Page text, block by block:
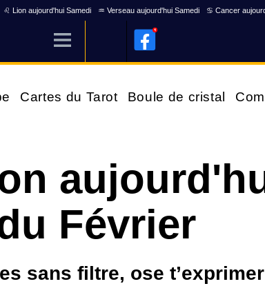
♌ Lion aujourd'hui Samedi ♒ Verseau aujourd'hui Samedi ♋ Cancer
Cartes du Tarot Boule de cristal
Février
sans filtre, ose